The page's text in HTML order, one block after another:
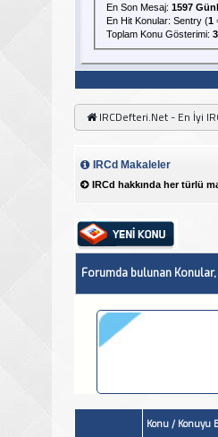
En Son Mesaj: 1597
En Hit Konular: Sentry (1
Toplam Konu Gösterimi:
IRCDefteri.Net - En İyi
IRCd Makaleler
IRCd hakkında her türlü
Forumda bulunan
Konu / Konuyu